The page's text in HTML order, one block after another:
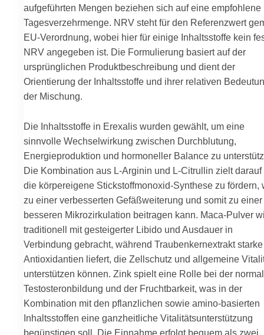
aufgeführten Mengen beziehen sich auf eine empfohlene
Tagesverzehrmenge. NRV steht für den Referenzwert
EU-Verordnung, wobei hier für einige Inhaltsstoffe kein
NRV angegeben ist. Die Formulierung basiert auf der
ursprünglichen Produktbeschreibung und dient der
Orientierung der Inhaltsstoffe und ihrer relativen
der Mischung.
Die Inhaltsstoffe in Erexalis wurden gewählt, um eine
sinnvolle Wechselwirkung zwischen Durchblutung,
Energieproduktion und hormoneller Balance zu
Die Kombination aus L-Arginin und L-Citrullin zielt darauf
die körpereigene Stickstoffmonoxid-Synthese zu fördern,
zu einer verbesserten Gefäßweiterung und somit zu einer
besseren Mikrozirkulation beitragen kann. Maca-Pulver
traditionell mit gesteigerter Libido und Ausdauer in
Verbindung gebracht, während Traubenkernextrakt starke
Antioxidantien liefert, die Zellschutz und allgemeine
unterstützen können. Zink spielt eine Rolle bei der
Testosteronbildung und der Fruchtbarkeit, was in der
Kombination mit den pflanzlichen sowie amino-basierten
Inhaltsstoffen eine ganzheitliche Vitalitätsunterstützung
begünstigen soll. Die Einnahme erfolgt bequem als zwei